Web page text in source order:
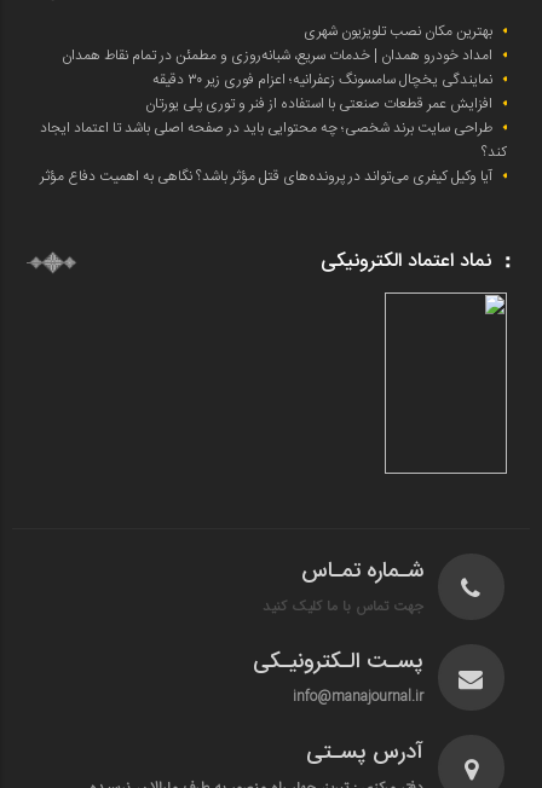
بهترین مکان نصب تلویزیون شهری
امداد خودرو همدان | خدمات سریع، شبانه‌روزی و مطمئن در تمام نقاط همدان
نمایندگی یخچال سامسونگ زعفرانیه؛ اعزام فوری زیر ۳۰ دقیقه
افزایش عمر قطعات صنعتی با استفاده از فنر و توری پلی یورتان
طراحی سایت برند شخصی؛ چه محتوایی باید در صفحه اصلی باشد تا اعتماد ایجاد
کند؟
آیا وکیل کیفری می‌تواند در پرونده‌های قتل مؤثر باشد؟ نگاهی به اهمیت دفاع مؤثر
نماد اعتماد الکترونیکی
شـماره تمـاس
جهت تماس با ما کلیک کنید
پسـت الـکترونیـکی
info@manajournal.ir
آدرس پسـتی